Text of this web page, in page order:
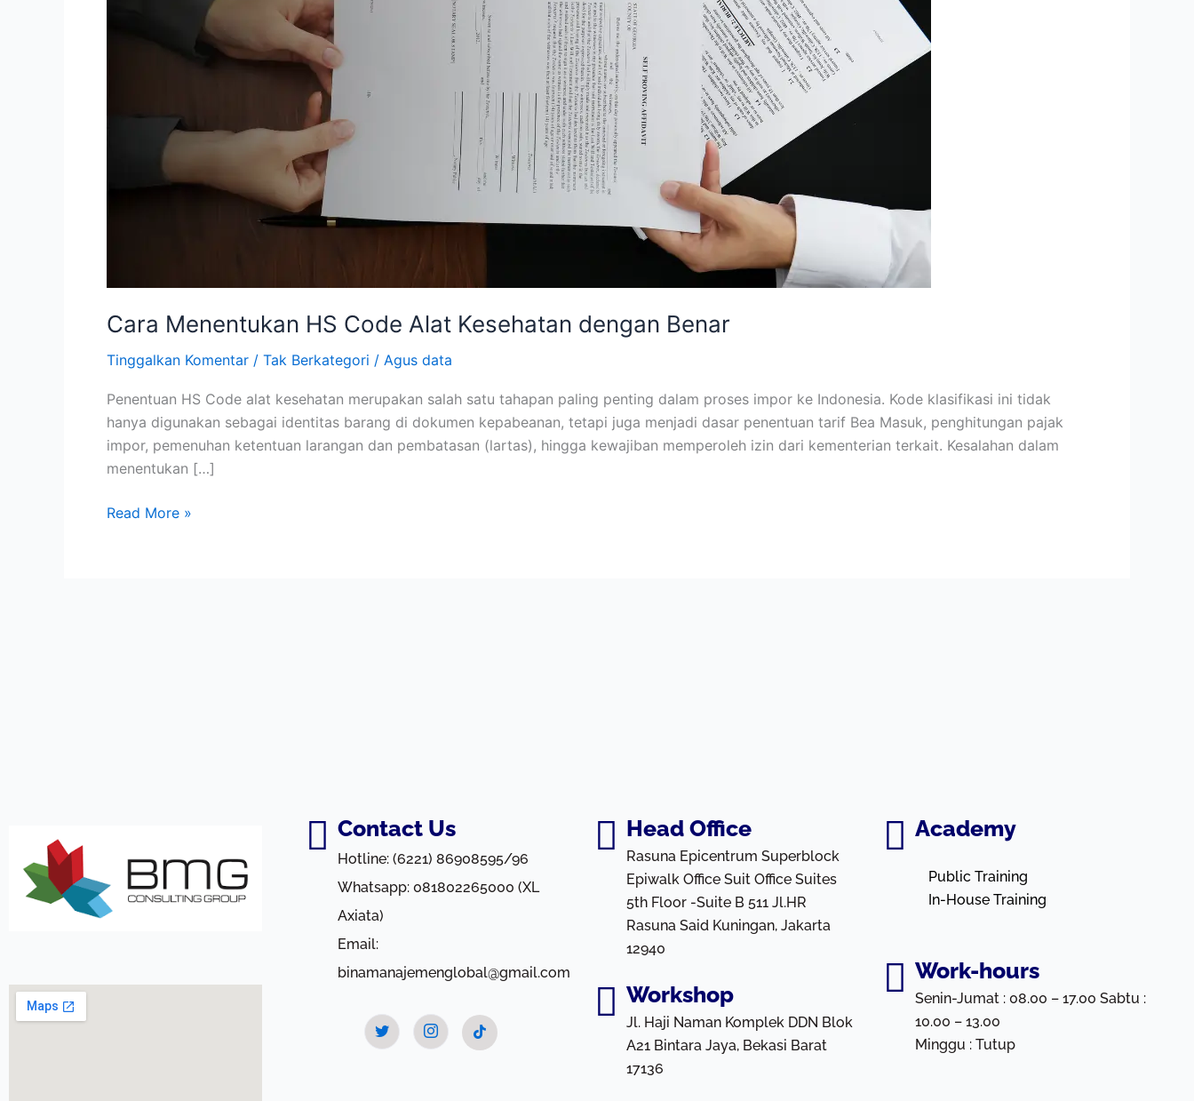
Cara Menentukan HS Code Alat Kesehatan dengan Benar
Tinggalkan Komentar / Tak Berkategori / Agus data
Penentuan HS Code alat kesehatan merupakan salah satu tahapan paling penting dalam proses impor ke Indonesia. Kode klasifikasi ini tidak
hanya digunakan sebagai identitas barang di dokumen kepabeanan, tetapi juga menjadi dasar penentuan tarif Bea Masuk, penghitungan pajak
impor, pemenuhan ketentuan larangan dan pembatasan (lartas), hingga kewajiban memperoleh izin dari kementerian terkait. Kesalahan dalam
menentukan […]
Read More »
Contact Us
Hotline: (6221) 86908595/96
Whatsapp: 081802265000 (XL
Axiata)
Email:
binamanajemenglobal@gmail.com
Head Office
Rasuna Epicentrum Superblock
Epiwalk Office Suit Office Suites
5th Floor -Suite B 511 Jl.HR
Rasuna Said Kuningan, Jakarta
12940
Workshop
Jl. Haji Naman Komplek DDN Blok
A21 Bintara Jaya, Bekasi Barat
17136
Academy
Public Training
In-House Training
Work-hours
Senin-Jumat : 08.00 – 17.00 Sabtu :
10.00 – 13.00
Minggu : Tutup